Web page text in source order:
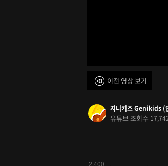
이전 영상 보기
지니키즈 Genikids (
유튜브 조회수